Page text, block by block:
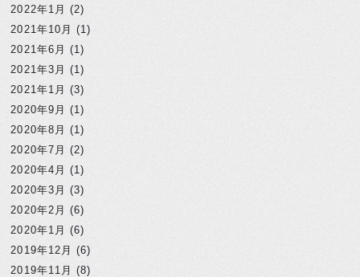
2022年1月 (2)
2021年10月 (1)
2021年6月 (1)
2021年3月 (1)
2021年1月 (3)
2020年9月 (1)
2020年8月 (1)
2020年7月 (2)
2020年4月 (1)
2020年3月 (3)
2020年2月 (6)
2020年1月 (6)
2019年12月 (6)
2019年11月 (8)